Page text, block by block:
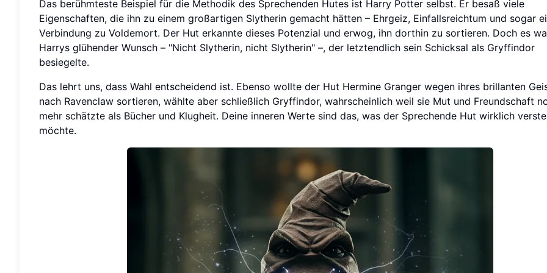
Das berühmteste Beispiel für die Methodik des Sprechenden Hutes ist Harry Potter selbst. Er besaß viele
Eigenschaften, die ihn zu einem großartigen Slytherin gemacht hätten – Ehrgeiz, Einfallsreichtum und sogar
Verbindung zu Voldemort. Der Hut erkannte dieses Potenzial und erwog, ihn dorthin zu sortieren. Doch es
Harrys glühender Wunsch – "Nicht Slytherin, nicht Slytherin" –, der letztendlich sein Schicksal als Gryffindor
besiegelte.
Das lehrt uns, dass Wahl entscheidend ist. Ebenso wollte der Hut Hermine Granger wegen ihres brillanten
nach Ravenclaw sortieren, wählte aber schließlich Gryffindor, wahrscheinlich weil sie Mut und Freundschaft
mehr schätzte als Bücher und Klugheit. Deine inneren Werte sind das, was der Sprechende Hut wirklich
möchte.